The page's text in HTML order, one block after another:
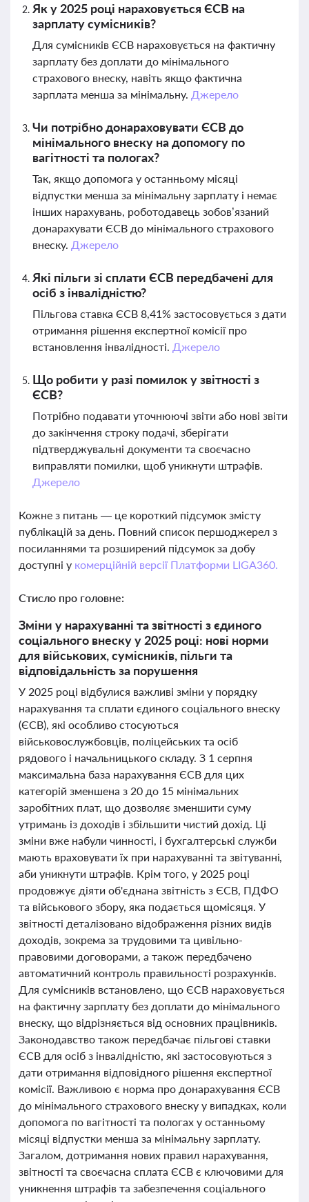
Як у 2025 році нараховується ЄСВ на
зарплату сумісників?
Для сумісників ЄСВ нараховується на фактичну
зарплату без доплати до мінімального
страхового внеску, навіть якщо фактична
зарплата менша за мінімальну. Джерело
Чи потрібно донараховувати ЄСВ до
мінімального внеску на допомогу по
вагітності та пологах?
Так, якщо допомога у останньому місяці
відпустки менша за мінімальну зарплату і немає
інших нарахувань, роботодавець зобов’язаний
донарахувати ЄСВ до мінімального страхового
внеску. Джерело
Які пільги зі сплати ЄСВ передбачені для
осіб з інвалідністю?
Пільгова ставка ЄСВ 8,41% застосовується з дати
отримання рішення експертної комісії про
встановлення інвалідності. Джерело
Що робити у разі помилок у звітності з
ЄСВ?
Потрібно подавати уточнюючі звіти або нові звіти
до закінчення строку подачі, зберігати
підтверджувальні документи та своєчасно
виправляти помилки, щоб уникнути штрафів.
Джерело
Кожне з питань — це короткий підсумок змісту
публікацій за день. Повний список першоджерел з
посиланнями та розширений підсумок за добу
доступні у комерційній версії Платформи LIGA360.
Стисло про головне:
Зміни у нарахуванні та звітності з єдиного
соціального внеску у 2025 році: нові норми
для військових, сумісників, пільги та
відповідальність за порушення
У 2025 році відбулися важливі зміни у порядку
нарахування та сплати єдиного соціального внеску
(ЄСВ), які особливо стосуються
військовослужбовців, поліцейських та осіб
рядового і начальницького складу. З 1 серпня
максимальна база нарахування ЄСВ для цих
категорій зменшена з 20 до 15 мінімальних
заробітних плат, що дозволяє зменшити суму
утримань із доходів і збільшити чистий дохід. Ці
зміни вже набули чинності, і бухгалтерські служби
мають враховувати їх при нарахуванні та звітуванні,
аби уникнути штрафів. Крім того, у 2025 році
продовжує діяти об'єднана звітність з ЄСВ, ПДФО
та військового збору, яка подається щомісяця. У
звітності деталізовано відображення різних видів
доходів, зокрема за трудовими та цивільно-
правовими договорами, а також передбачено
автоматичний контроль правильності розрахунків.
Для сумісників встановлено, що ЄСВ нараховується
на фактичну зарплату без доплати до мінімального
внеску, що відрізняється від основних працівників.
Законодавство також передбачає пільгові ставки
ЄСВ для осіб з інвалідністю, які застосовуються з
дати отримання відповідного рішення експертної
комісії. Важливою є норма про донарахування ЄСВ
до мінімального страхового внеску у випадках, коли
допомога по вагітності та пологах у останньому
місяці відпустки менша за мінімальну зарплату.
Загалом, дотримання нових правил нарахування,
звітності та своєчасна сплата ЄСВ є ключовими для
уникнення штрафів та забезпечення соціального